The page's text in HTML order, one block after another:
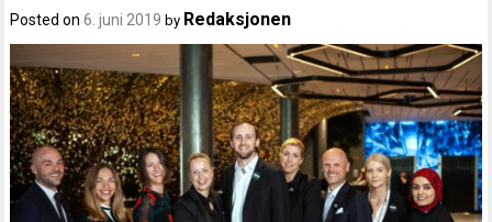
Posted on6. juni 2019 by Redaksjonen